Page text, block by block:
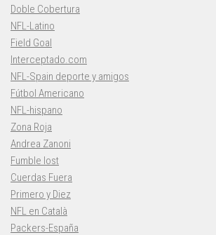
Doble Cobertura
NFL-Latino
Field Goal
Interceptado.com
NFL-Spain deporte y amigos
Fútbol Americano
NFL-hispano
Zona Roja
Andrea Zanoni
Fumble lost
Cuerdas Fuera
Primero y Diez
NFL en Català
Packers-España